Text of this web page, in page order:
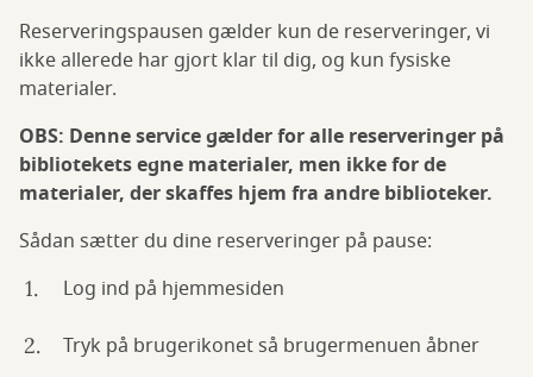
Reserveringspausen gælder kun de reserveringer, vi
ikke allerede har gjort klar til dig, og kun fysiske
materialer.
OBS: Denne service gælder for alle reserveringer på
bibliotekets egne materialer, men ikke for de
materialer, der skaffes hjem fra andre biblioteker.
Sådan sætter du dine reserveringer på pause:
Log ind på hjemmesiden
Tryk på brugerikonet så brugermenuen åbner